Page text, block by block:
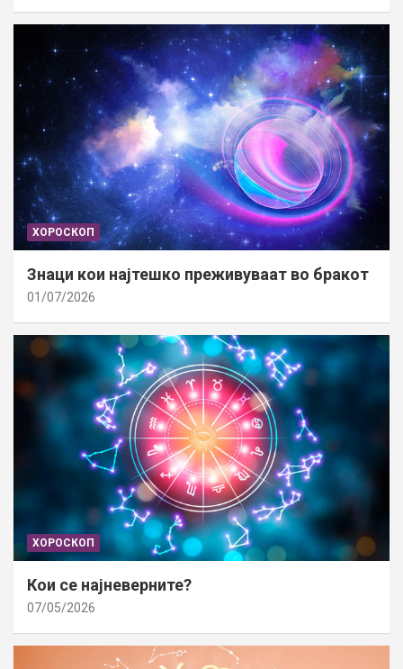
ХОРОСКОП
Знаци кои најтешко преживуваат во бракот
01/07/2026
ХОРОСКОП
Кои се најневерните?
07/05/2026